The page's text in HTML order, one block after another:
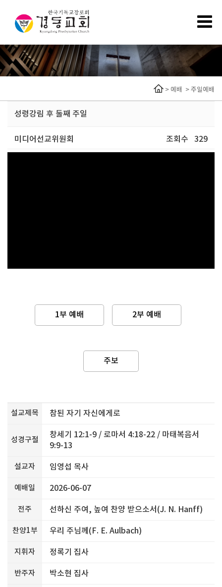
> 예배 >주일예배
성령강림 후 둘째 주일
미디어선교위원회 조회수 329
1부 예배 2부 예배
주보
설교제목 참된 자기 자신에게로
성경구절
창세기 12:1-9 / 로마서 4:18-22 / 마태복음서
9:9-13
설교자 임영섭 목사
예배일 2026-06-07
전주 선하신 주여, 높여 찬양 받으소서(J. N. Hanff)
찬양1부 우리 주님께(F. E. Aulbach)
지휘자 정록기 집사
반주자 박소현 집사